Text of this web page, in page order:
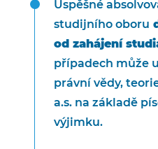
Úspěšné
studijního oboru
od zahájení
případech může
právní vědy,
a.s. na základě
výjimku.